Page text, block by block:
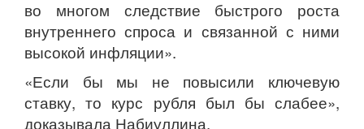
во многом следствие быстрого роста
внутреннего спроса и связанной с ними
высокой инфляции».
«Если бы мы не повысили ключевую
ставку, то курс рубля был бы слабее»,
доказывала Набиуллина.